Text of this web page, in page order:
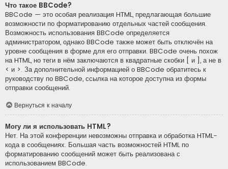
Что такое BBCode?
BBCode — это особая реализация HTML, предлагающая большие
возможности по форматированию отдельных частей сообщения.
Возможность использования BBCode определяется
администратором, однако BBCode также может быть отключён на
уровне сообщения в форме для его отправки. BBCode очень похож
на HTML, но теги в нём заключаются в квадратные скобки [ и ], а не в
< и >. За дополнительной информацией о BBCode обратитесь к
руководству по BBCode, ссылка на которое доступна из формы
отправки сообщений.
Вернуться к началу
Могу ли я использовать HTML?
Нет. На этой конференции невозможны отправка и обработка HTML-
кода в сообщениях. Большая часть возможностей HTML по
форматированию сообщений может быть реализована с
использованием BBCode.